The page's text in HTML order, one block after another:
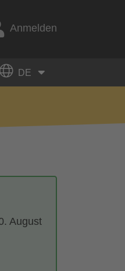
Anmelden
DE
August